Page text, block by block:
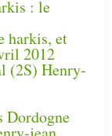
: le
harkis, et
2012
(2S) Henry-
Dordogne